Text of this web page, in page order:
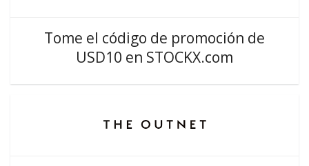
Tome el código de promoción de
USD10 en STOCKX.com